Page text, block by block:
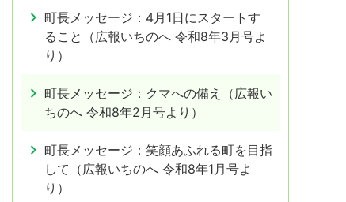
町長メッセージ：4月1日にスタートす
ること（広報いちのへ 令和8年3月号よ
り）
町長メッセージ：クマへの備え（広報い
ちのへ 令和8年2月号より）
町長メッセージ：笑顔あふれる町を目指
して（広報いちのへ 令和8年1月号よ
り）